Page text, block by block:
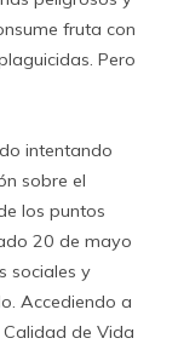
fruta con
Pero
intentando
sobre el
los puntos
20 de mayo
sociales y
Accediendo a
de Vida